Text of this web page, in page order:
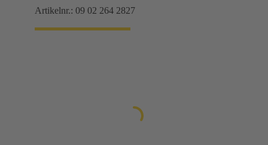
Artikelnr.: 09 02 264 2827